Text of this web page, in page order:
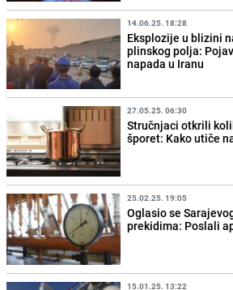
14.06.25. 18:28
Eksplozije u blizini
plinskog polja:
napada u Iranu
27.05.25. 06:30
Stručnjaci otkrili
šporet: Kako utiče
25.02.25. 19:05
Oglasio se
prekidima: Poslali
15.01.25. 13:22